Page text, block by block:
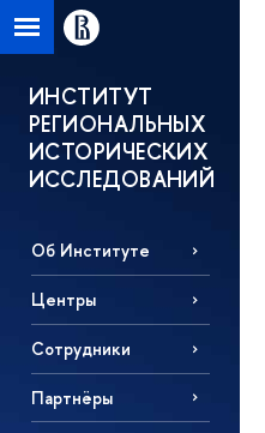
ИНСТИТУТ
РЕГИОНАЛЬНЫХ
ИСТОРИЧЕСКИХ
ИССЛЕДОВАНИЙ
Об Институте
Центры
Сотрудники
Партнёры